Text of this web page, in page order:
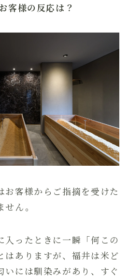
客様の反応は？
お客様からご指摘を受けた
ん。
入ったときに一瞬「何この
はありますが、福井は米ど
いには馴染みがあり、すぐ